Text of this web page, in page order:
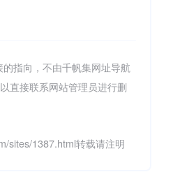
指向，不由千帆集网址导航
直接联系网站管理员进行删
sites/1387.html转载请注明